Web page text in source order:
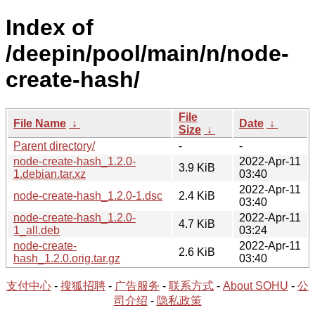
Index of
/deepin/pool/main/n/node-
create-hash/
File Name ↓
File
Size ↓
Date ↓
Parent directory/
-
-
node-create-hash_1.2.0-
1.debian.tar.xz
3.9 KiB
2022-Apr-11
03:40
node-create-hash_1.2.0-1.dsc
2.4 KiB
2022-Apr-11
03:40
node-create-hash_1.2.0-
1_all.deb
4.7 KiB
2022-Apr-11
03:24
node-create-
hash_1.2.0.orig.tar.gz
2.6 KiB
2022-Apr-11
03:40
支付中心 - 搜狐招聘 - 广告服务 - 联系方式 - About SOHU - 公
司介绍 - 隐私政策